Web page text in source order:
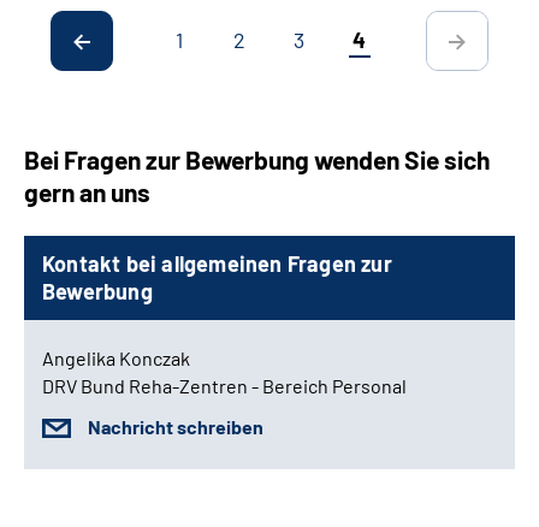
1 2 3 4
Bei Fragen zur Bewerbung wenden Sie sich
gern an uns
Kontakt bei allgemeinen Fragen zur
Bewerbung
Angelika Konczak
DRV Bund Reha-Zentren - Bereich Personal
Nachricht schreiben